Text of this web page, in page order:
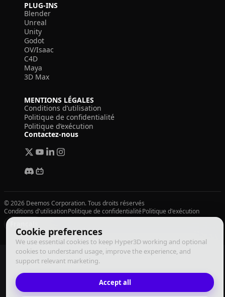
Cookie preferences
We use essential cookies to keep Hyper3D working and optional
cookies to understand usage, improve the experience, and
support relevant marketing.
Accept all
PLUG-INS
Blender
Unreal
Unity
Godot
OV/Isaac
C4D
Maya
3D Max
MENTIONS LÉGALES
Conditions d’utilisation
Politique de confidentialité
Politique d’exécution
Contactez-nous
© 2026 Deemos Corporation. Tous droits réservés
Conditions d'utilisationPolitique de confidentialitéPolitique d'exécution